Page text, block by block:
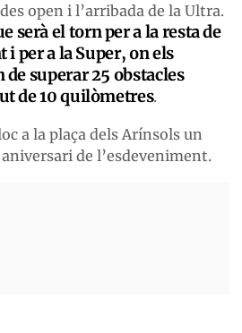
open i l’arribada de la Ultra.
serà el torn per a la resta de
per a la Super, on els
superar 25 obstacles
de 10 quilòmetres.
a la plaça dels Arínsols un
de l’esdeveniment.